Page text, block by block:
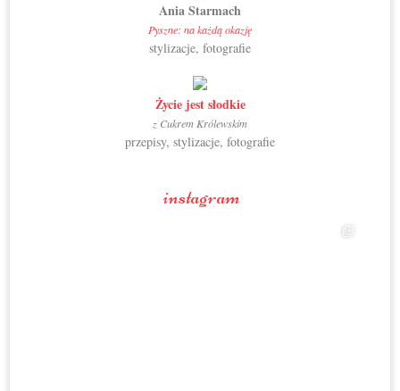
Ania Starmach
Pyszne: na każdą okazję
stylizacje, fotografie
Życie jest słodkie
z Cukrem Królewskim
przepisy, stylizacje, fotografie
instagram